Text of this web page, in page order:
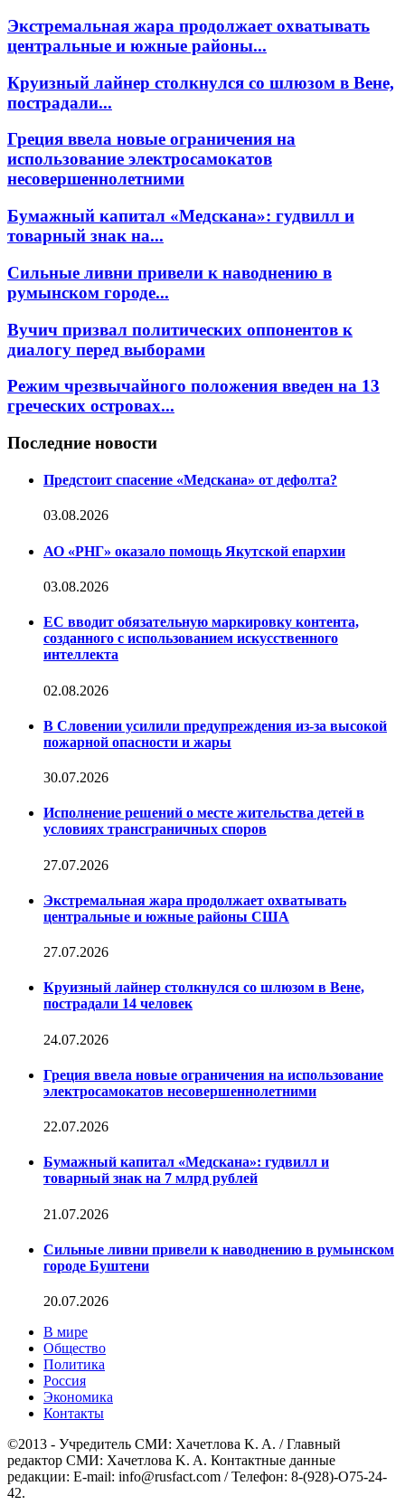
Экстремальная жара продолжает охватывать
центральные и южные районы...
Круизный лайнер столкнулся со шлюзом в Вене,
пострадали...
Греция ввела новые ограничения на
использование электросамокатов
несовершеннолетними
Бумажный капитал «Медскана»: гудвилл и
товарный знак на...
Сильные ливни привели к наводнению в
румынском городе...
Вучич призвал политических оппонентов к
диалогу перед выборами
Режим чрезвычайного положения введен на 13
греческих островах...
Последние новости
Предстоит спасение «Медскана» от дефолта?
03.08.2026
АО «РНГ» оказало помощь Якутской епархии
03.08.2026
ЕС вводит обязательную маркировку контента,
созданного с использованием искусственного
интеллекта
02.08.2026
В Словении усилили предупреждения из-за высокой
пожарной опасности и жары
30.07.2026
Исполнение решений о месте жительства детей в
условиях трансграничных споров
27.07.2026
Экстремальная жара продолжает охватывать
центральные и южные районы США
27.07.2026
Круизный лайнер столкнулся со шлюзом в Вене,
пострадали 14 человек
24.07.2026
Греция ввела новые ограничения на использование
электросамокатов несовершеннолетними
22.07.2026
Бумажный капитал «Медскана»: гудвилл и
товарный знак на 7 млрд рублей
21.07.2026
Сильные ливни привели к наводнению в румынском
городе Буштени
20.07.2026
В мире
Общество
Политика
Россия
Экономика
Контакты
©2013 - Учредитель СМИ: Xaчeтлoвa K. A. / Главный
редактор СМИ: Xaчeтлoвa K. A. Контактные данные
редакции: E-mail: info@rusfact.com / Телефон: 8-(928)-O75-24-
42.